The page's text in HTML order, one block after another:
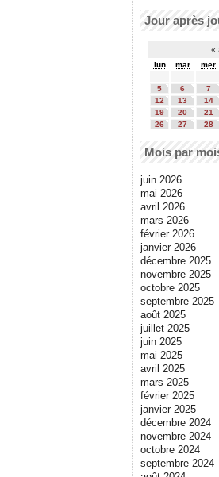
Jour après
«
lun
mar mer
5
6 7
12
13 14
19
20 21
26
27 28
Mois par
juin 2026
mai 2026
avril 2026
mars 2026
février 2026
janvier 2026
décembre 2025
novembre 2025
octobre 2025
septembre 2025
août 2025
juillet 2025
juin 2025
mai 2025
avril 2025
mars 2025
février 2025
janvier 2025
décembre 2024
novembre 2024
octobre 2024
septembre 2024